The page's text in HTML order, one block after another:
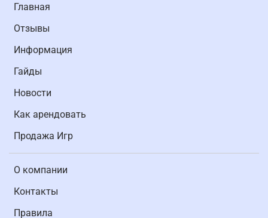
Главная
Отзывы
Информация
Гайды
Новости
Как арендовать
Продажа Игр
О компании
Контакты
Правила